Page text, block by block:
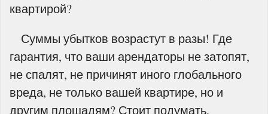
квартирой?
Суммы убытков возрастут в разы! Где
гарантия, что ваши арендаторы не затопят,
не спалят, не причинят иного глобального
вреда, не только вашей квартире, но и
другим площадям? Стоит подумать.